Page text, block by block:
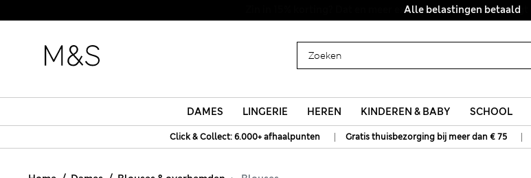
Alle belastingen betaald
DAMES LINGERIE HEREN KINDEREN & BABY SCHOOL
Click & Collect: 6.000+ afhaalpunten | Gratis thuisbezorging bij meer dan € 75 |